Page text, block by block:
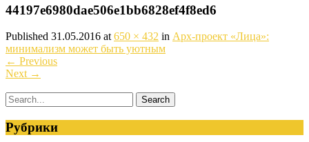
44197e6980dae506e1bb6828ef4f8ed6
Published 31.05.2016 at 650 × 432 in Арх-проект «Лица»:
минимализм может быть уютным
← Previous
Next →
Рубрики